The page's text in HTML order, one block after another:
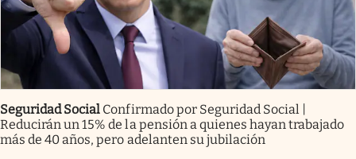
Seguridad Social Confirmado por Seguridad Social |
Reducirán un 15% de la pensión a quienes hayan trabajado
más de 40 años, pero adelanten su jubilación